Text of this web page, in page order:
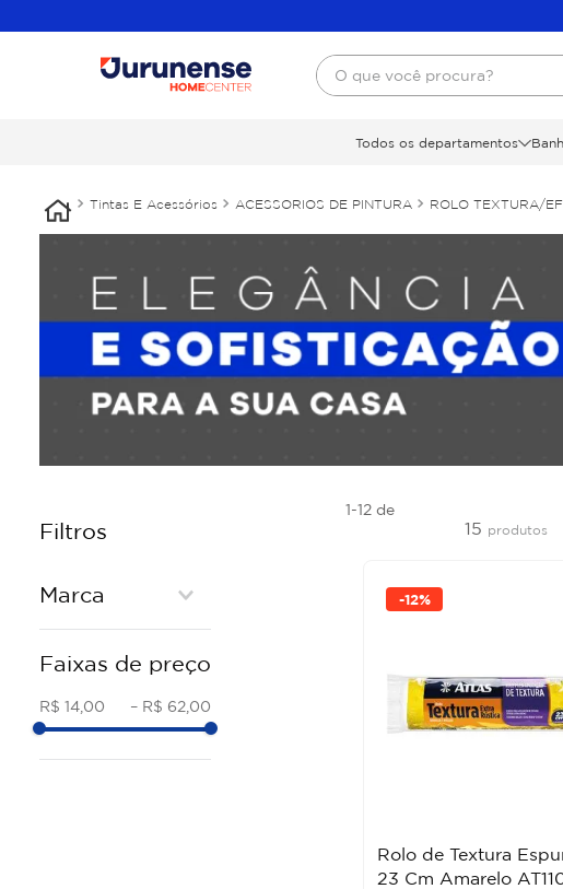
O que você procura?
Todos os departamentos
Tintas E Acessórios ACESSORIOS DE PINTURA ROLO TEXTURA/
Filtros
Marca
TIGRE
Faixas de preço
R$ 14,00 – R$ 62,00
1-12 de
15 produtos
-12%
Rolo de Textura
23 Cm Amarelo